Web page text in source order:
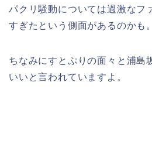
パクリ騒動については過激なフ
すぎたという側面があるのかも。
ちなみにすとぷりの面々と浦島
いいと言われていますよ。